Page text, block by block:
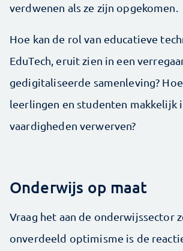
verdwenen als ze zijn opgekomen.
Hoe kan de rol van educatieve
EduTech, eruit zien in een
gedigitaliseerde samenleving?
leerlingen en studenten makkelijk
vaardigheden verwerven?
Onderwijs op maat
Vraag het aan de onderwijssector
onverdeeld optimisme is de